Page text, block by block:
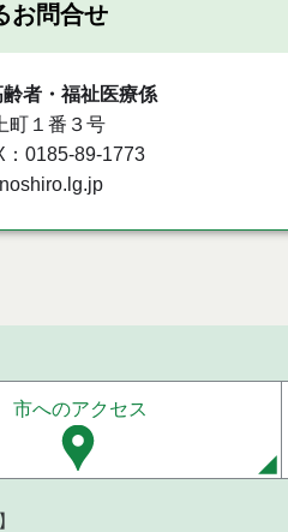
お問合せ
者・福祉医療係
町１番３号
：0185-89-1773
市へのアクセス